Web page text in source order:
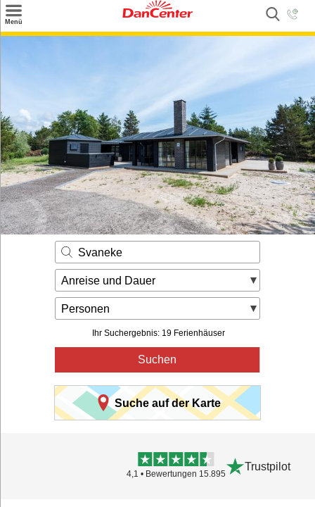
Menü
Angebote
Inspiration
Kontakt
Gut zu wissen
Login
Svaneke
Anreise und Dauer
Personen
Ihr Suchergebnis: 19 Ferienhäuser
Suchen
Suche auf der Karte
4,1 • Bewertungen 15.895
Trustpilot